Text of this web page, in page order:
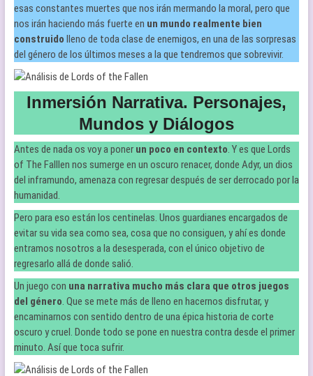
esas constantes muertes que nos irán mermando la moral, pero que
nos irán haciendo más fuerte en un mundo realmente bien
construido lleno de toda clase de enemigos, en una de las sorpresas
del género de los últimos meses a la que tendremos que sobrevivir.
Inmersión Narrativa. Personajes,
Mundos y Diálogos
Antes de nada os voy a poner un poco en contexto. Y es que Lords
of The Falllen nos sumerge en un oscuro renacer, donde Adyr, un dios
del inframundo, amenaza con regresar después de ser derrocado por la
humanidad.
Pero para eso están los centinelas. Unos guardianes encargados de
evitar su vida sea como sea, cosa que no consiguen, y ahí es donde
entramos nosotros a la desesperada, con el único objetivo de
regresarlo allá de donde salió.
Un juego con una narrativa mucho más clara que otros juegos
del género. Que se mete más de lleno en hacernos disfrutar, y
encaminarnos con sentido dentro de una épica historia de corte
oscuro y cruel. Donde todo se pone en nuestra contra desde el primer
minuto. Así que toca sufrir.